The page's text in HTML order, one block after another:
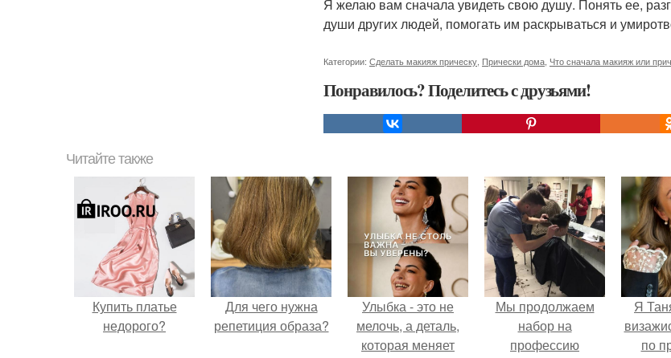
Я желаю вам сначала увидеть свою душу. Понять ее,
души других людей, помогать им раскрываться и
Категории: Сделать макияж прическу Прически дома Что сначала макияж или
Понравилось? Поделитесь с друзьями!
Читайте также
Купить платье
недорого?
Для чего нужна
репетиция образа?
Улыбка - это не
мелочь, а деталь,
которая меняет
Мы продолжаем
набор на
профессию
Я
по